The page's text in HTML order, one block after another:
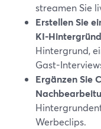
streamen Sie
Erstellen Sie
KI-
Hintergrund,
Gast-
Ergänzen Sie
Werbeclips.